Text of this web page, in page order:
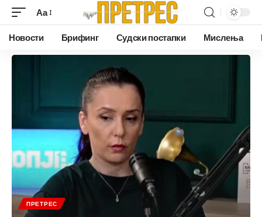
Аа
Новости Брифинг Судски постапки Мислења
ПРЕТРЕС